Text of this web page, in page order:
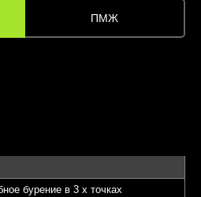
ПМЖ
бурение в 3 х точках